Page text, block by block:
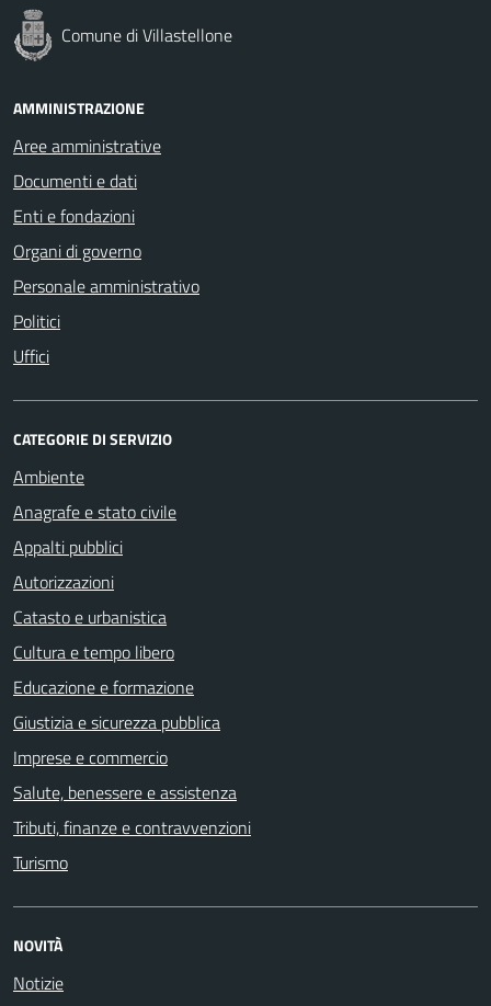
Comune di Villastellone
AMMINISTRAZIONE
Aree amministrative
Documenti e dati
Enti e fondazioni
Organi di governo
Personale amministrativo
Politici
Uffici
CATEGORIE DI SERVIZIO
Ambiente
Anagrafe e stato civile
Appalti pubblici
Autorizzazioni
Catasto e urbanistica
Cultura e tempo libero
Educazione e formazione
Giustizia e sicurezza pubblica
Imprese e commercio
Salute, benessere e assistenza
Tributi, finanze e contravvenzioni
Turismo
NOVITÀ
Notizie